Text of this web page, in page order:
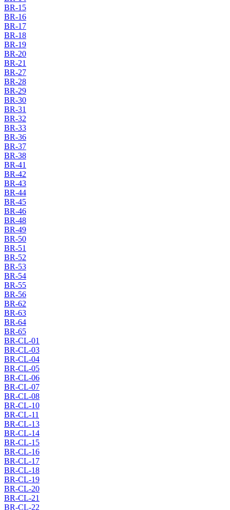
BR-15
BR-16
BR-17
BR-18
BR-19
BR-20
BR-21
BR-27
BR-28
BR-29
BR-30
BR-31
BR-32
BR-33
BR-36
BR-37
BR-38
BR-41
BR-42
BR-43
BR-44
BR-45
BR-46
BR-48
BR-49
BR-50
BR-51
BR-52
BR-53
BR-54
BR-55
BR-56
BR-62
BR-63
BR-64
BR-65
BR-CL-01
BR-CL-03
BR-CL-04
BR-CL-05
BR-CL-06
BR-CL-07
BR-CL-08
BR-CL-10
BR-CL-11
BR-CL-13
BR-CL-14
BR-CL-15
BR-CL-16
BR-CL-17
BR-CL-18
BR-CL-19
BR-CL-20
BR-CL-21
BR-CL-22